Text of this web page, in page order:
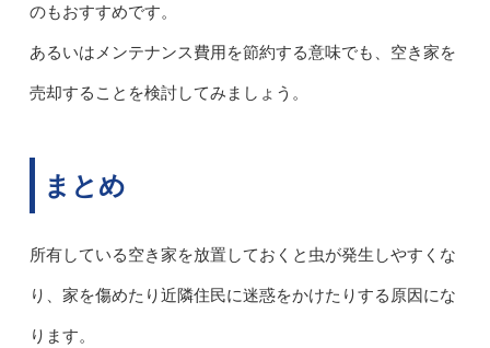
のもおすすめです。
あるいはメンテナンス費用を節約する意味でも、空き家を
売却することを検討してみましょう。
まとめ
所有している空き家を放置しておくと虫が発生しやすくな
り、家を傷めたり近隣住民に迷惑をかけたりする原因にな
ります。